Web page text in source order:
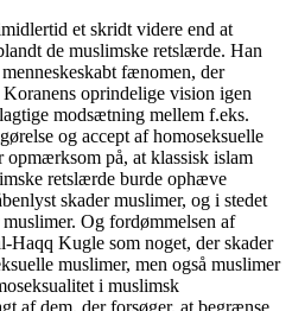
et skridt videre end at
de muslimske retslærde. Han
fænomen, der
oprindelige vision igen
modsætning mellem f.eks.
og accept af homoseksuelle
på, at klassisk islam
retslærde burde ophæve
skader muslimer, og i stedet
Og fordømmelsen af
Haqq Kugle som noget, der skader
muslimer, men også muslimer
i muslimsk
af dem, der forsøger, at begrænse